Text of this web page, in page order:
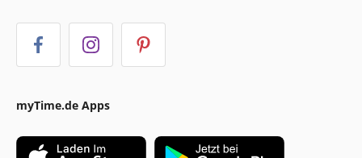
myTime.de Apps